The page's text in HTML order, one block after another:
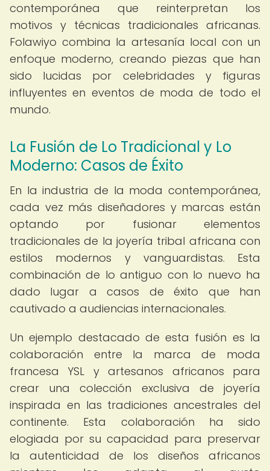
contemporánea que reinterpretan los
motivos y técnicas tradicionales africanas.
Folawiyo combina la artesanía local con un
enfoque moderno, creando piezas que han
sido lucidas por celebridades y figuras
influyentes en eventos de moda de todo el
mundo.
La Fusión de Lo Tradicional y Lo
Moderno: Casos de Éxito
En la industria de la moda contemporánea,
cada vez más diseñadores y marcas están
optando por fusionar elementos
tradicionales de la joyería tribal africana con
estilos modernos y vanguardistas. Esta
combinación de lo antiguo con lo nuevo ha
dado lugar a casos de éxito que han
cautivado a audiencias internacionales.
Un ejemplo destacado de esta fusión es la
colaboración entre la marca de moda
francesa YSL y artesanos africanos para
crear una colección exclusiva de joyería
inspirada en las tradiciones ancestrales del
continente. Esta colaboración ha sido
elogiada por su capacidad para preservar
la autenticidad de los diseños africanos